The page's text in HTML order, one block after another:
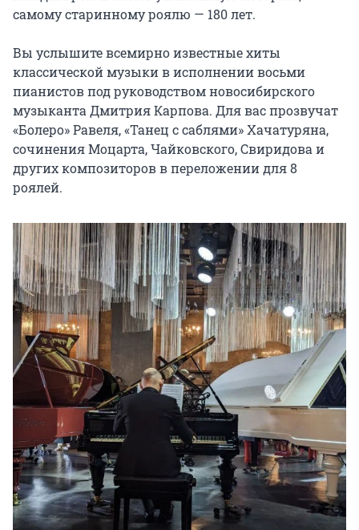
самому старинному роялю — 180 лет.
Вы услышите всемирно известные хиты
классической музыки в исполнении восьми
пианистов под руководством новосибирского
музыканта Дмитрия Карпова. Для вас прозвучат
«Болеро» Равеля, «Танец с саблями» Хачатуряна,
сочинения Моцарта, Чайковского, Свиридова и
других композиторов в переложении для 8
роялей.